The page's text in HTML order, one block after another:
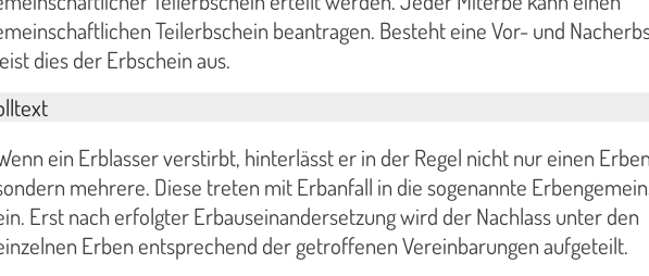
Teilerbschein beantragen. Besteht eine Vor- und
dies der Erbschein aus.
ein Erblasser verstirbt, hinterlässt er in der Regel nicht nur einen
mehrere. Diese treten mit Erbanfall in die sogenannte
Erst nach erfolgter Erbauseinandersetzung wird der Nachlass unter den
Erben entsprechend der getroffenen Vereinbarungen aufgeteilt.